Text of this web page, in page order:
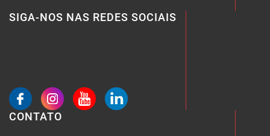
SIGA-NOS NAS REDES SOCIAIS
CONTATO